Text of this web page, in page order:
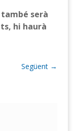
serà
hi haurà
Següent →